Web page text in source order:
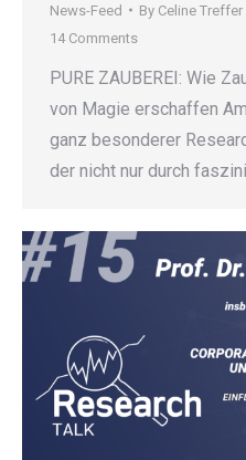
News-Feed By Celine Treffer
14 Comments
PURE ZAUBEREI: Wie
von Magie erschaffen
ganz besonderer
der nicht nur durch